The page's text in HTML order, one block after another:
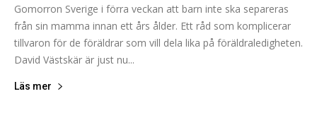
Gomorron Sverige i förra veckan att barn inte ska separeras
från sin mamma innan ett års ålder. Ett råd som komplicerar
tillvaron för de föräldrar som vill dela lika på föräldraledigheten.
David Västskär är just nu...
Läs mer